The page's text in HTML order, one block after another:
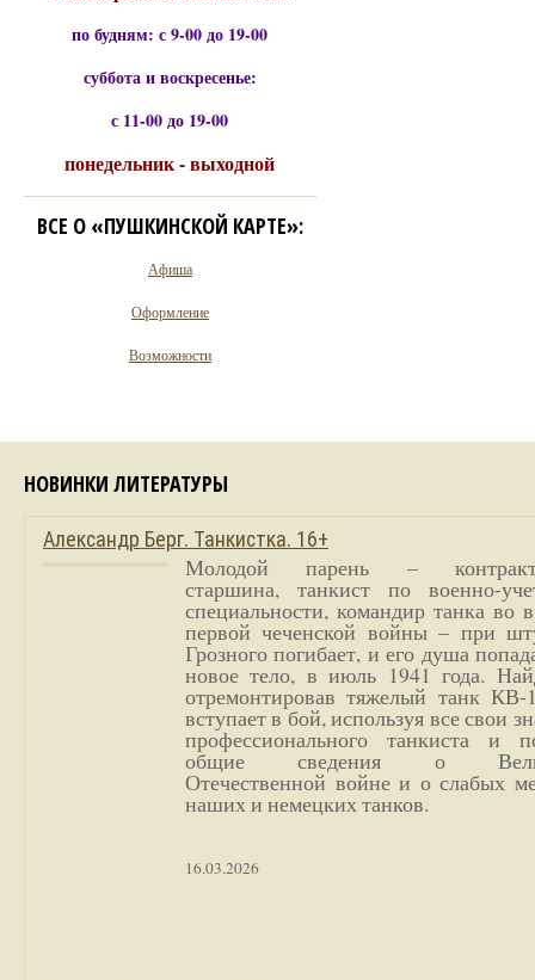
по будням: с 9-00 до 19-00
суббота и воскресенье:
с 11-00 до 19-00
понедельник - выходной
ВСЕ О «ПУШКИНСКОЙ КАРТЕ»:
Афиша
Оформление
Возможности
НОВИНКИ ЛИТЕРАТУРЫ
Александр Берг. Танкистка. 16+
Молодой парень –
старшина, танкист по военно-
специальности, командир танка во
первой чеченской войны – при
Грозного погибает, и его душа
новое тело, в июль 1941 года.
отремонтировав тяжелый танк
вступает в бой, используя все свои
профессионального танкиста и
общие сведения о
Отечественной войне и о слабых
наших и немецких танков.
16.03.2026